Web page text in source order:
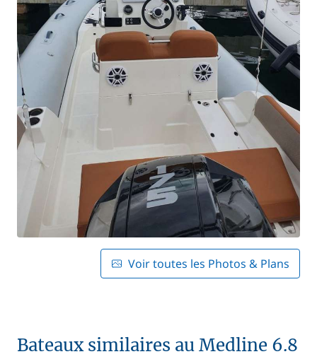
Voir toutes les Photos & Plans
Bateaux similaires au Medline 6.8